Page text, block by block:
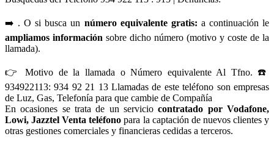
➡️ . O si busca un número equivalente gratis: a continuación le
ampliamos información sobre dicho número (motivo y coste de la
llamada).
👉 Motivo de la llamada o Número equivalente Al Tfno. ☎️
934922113: 934 92 21 13 Llamadas de este teléfono son empresas
de Luz, Gas, Telefonía para que cambie de Compañía
En ocasiones se trata de un serviciocontratado por Vodafone,
Lowi, Jazztel Venta teléfonopara la captación de nuevos clientes y
otras gestiones comerciales y financieras cedidas a terceros.